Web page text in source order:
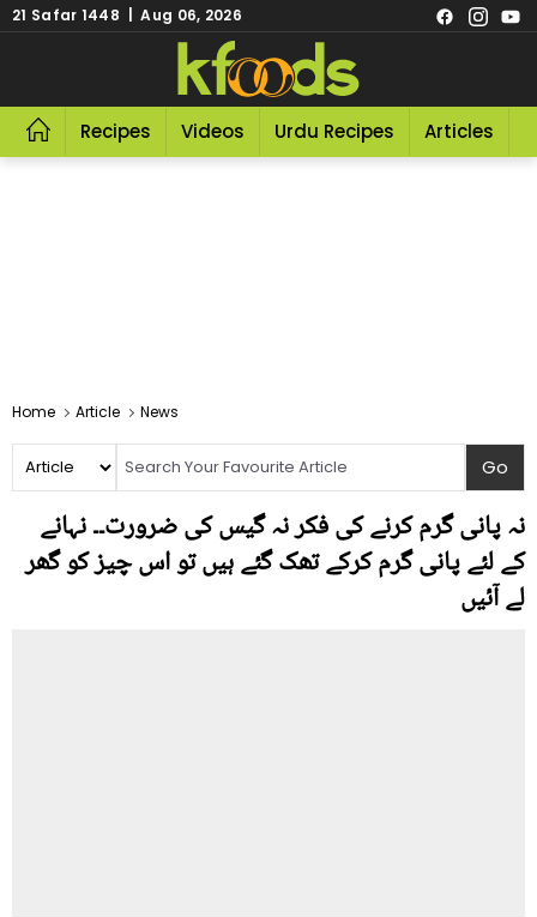
21 Safar 1448 | Aug 06, 2026
Recipes Videos Urdu Recipes Articles
Home Article News
نہ پانی گرم کرنے کی فکر نہ گیس کی ضرورت۔۔ نہانے
کے لئے پانی گرم کرکے تھک گئے ہیں تو اس چیز کو گھر
لے آئیں